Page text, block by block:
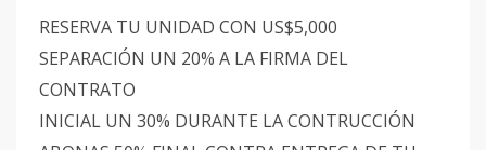
RESERVA TU UNIDAD CON US$5,000
SEPARACIÓN UN 20% A LA FIRMA DEL
CONTRATO
INICIAL UN 30% DURANTE LA CONTRUCCIÓN